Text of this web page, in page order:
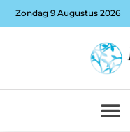
Zondag 9 Augustus 2026